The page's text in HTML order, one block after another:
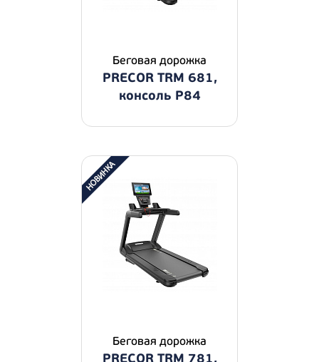
Беговая дорожка
PRECOR TRM 681,
консоль P84
Беговая дорожка